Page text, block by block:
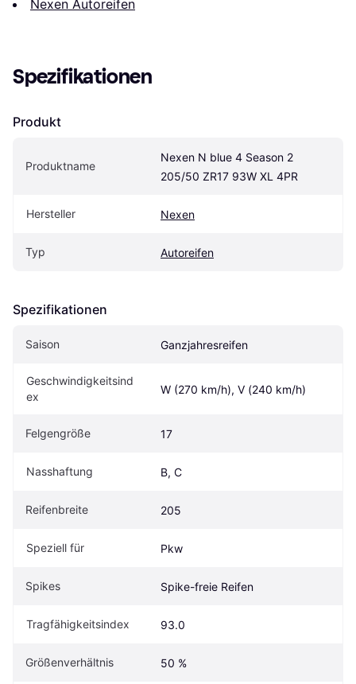
Nexen Autoreifen
Spezifikationen
Produkt
Produktname
Nexen N blue 4 Season 2
205/50 ZR17 93W XL 4PR
Hersteller Nexen
Typ Autoreifen
Spezifikationen
Saison Ganzjahresreifen
Geschwindigkeitsind
ex
W (270 km/h), V (240 km/h)
Felgengröße 17
Nasshaftung B, C
Reifenbreite 205
Speziell für Pkw
Spikes Spike-freie Reifen
Tragfähigkeitsindex 93.0
Größenverhältnis 50 %